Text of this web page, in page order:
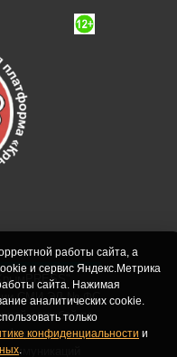
СМИ ЭЛ № ФС
службой по
работы сайта, а
и сервис Яндекс.Метрика
сайта. Нажимая
аналитических cookie.
только
конфиденциальности и
.